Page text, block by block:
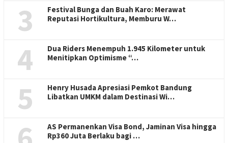
3
Festival Bunga dan Buah Karo: Merawat
Reputasi Hortikultura, Memburu W…
4
Dua Riders Menempuh 1.945 Kilometer untuk
Menitipkan Optimisme “…
5
Henry Husada Apresiasi Pemkot Bandung
Libatkan UMKM dalam Destinasi Wi…
AS Permanenkan Visa Bond, Jaminan Visa hingga
Rp360 Juta Berlaku bagi …